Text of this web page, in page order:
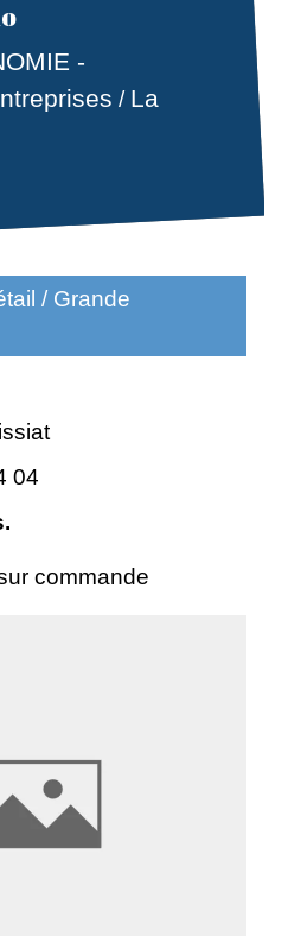
-
/ La
/ Grande
04
commande